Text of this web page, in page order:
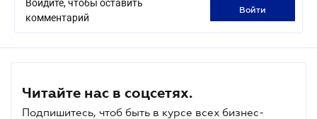
Войдите, чтобы оставить
комментарий
войти
Читайте нас в соцсетях.
Подпишитесь, чтоб быть в курсе всех бизнес-